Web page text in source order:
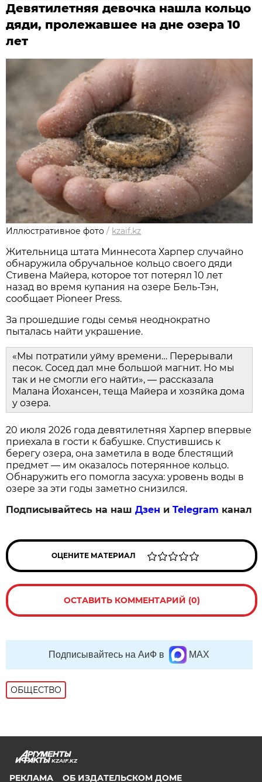
Девятилетняя девочка нашла кольцо
дяди, пролежавшее на дне озера 10
лет
Иллюстративное фото / kzaif.kz
Жительница штата Миннесота Харпер случайно
обнаружила обручальное кольцо своего дяди
Стивена Майера, которое тот потерял 10 лет
назад во время купания на озере Бель-Тэн,
сообщает Pioneer Press.
За прошедшие годы семья неоднократно
пыталась найти украшение.
«Мы потратили уйму времени… Перерывали
песок. Сосед дал мне большой магнит. Но мы
так и не смогли его найти», — рассказала
Малана Йохансен, теща Майера и хозяйка дома
у озера.
20 июля 2026 года девятилетняя Харпер впервые
приехала в гости к бабушке. Спустившись к
берегу озера, она заметила в воде блестящий
предмет — им оказалось потерянное кольцо.
Обнаружить его помогла засуха: уровень воды в
озере за эти годы заметно снизился.
Подписывайтесь на нашДзен иTelegram канал
ОЦЕНИТЕ МАТЕРИАЛ
ОСТАВИТЬ КОММЕНТАРИЙ (0)
Подписывайтесь на АиФ в MAX
ОБЩЕСТВО
KZAIF.KZ
РЕКЛАМА
ОБ ИЗДАТЕЛЬСКОМ ДОМЕ